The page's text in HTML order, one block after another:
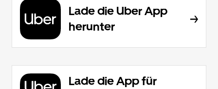
Lade die Uber App
herunter
Lade die App für